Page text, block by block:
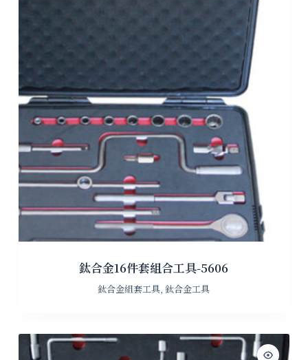
鈦合金16件套組合工具-5606
鈦合金組套工具,鈦合金工具